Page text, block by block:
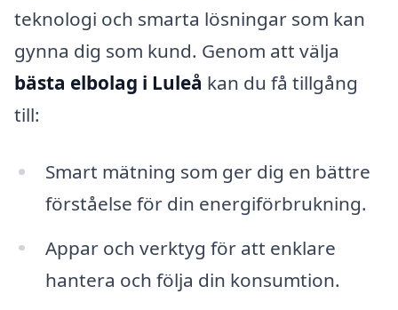
teknologi och smarta lösningar som kan
gynna dig som kund. Genom att välja
bästa elbolag i Luleå kan du få tillgång
till:
Smart mätning som ger dig en bättre
förståelse för din energiförbrukning.
Appar och verktyg för att enklare
hantera och följa din konsumtion.